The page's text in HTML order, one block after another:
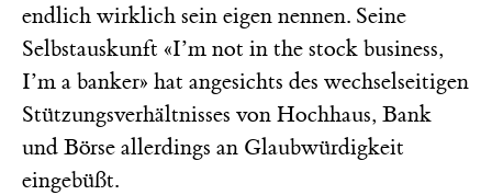
endlich wirklich sein eigen nennen. Seine
Selbstauskunft «I’m not in the stock business,
I’m a banker» hat angesichts des wechselseitigen
Stützungsverhältnisses von Hochhaus, Bank
und Börse allerdings an Glaubwürdigkeit
eingebüßt.